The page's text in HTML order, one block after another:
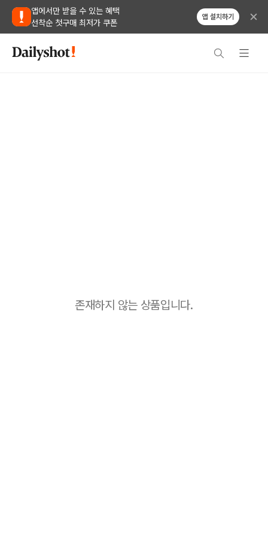
앱에서만 받을 수 있는 혜택
선착순 첫구매 최저가 쿠폰
앱 설치하기
존재하지 않는 상품입니다.